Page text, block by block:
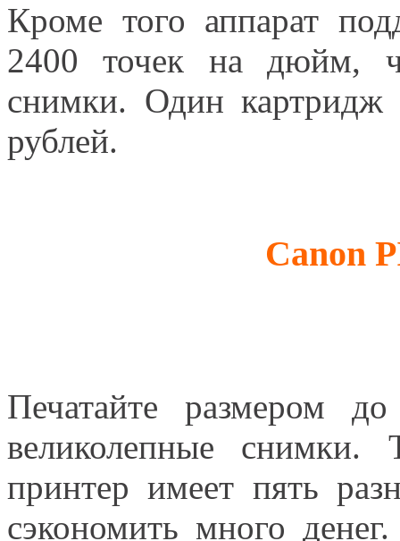
Кроме того аппарат
2400 точек на дюйм,
снимки. Один
рублей.
Canon
Печатайте размером
великолепные
принтер имеет пять
сэкономить много